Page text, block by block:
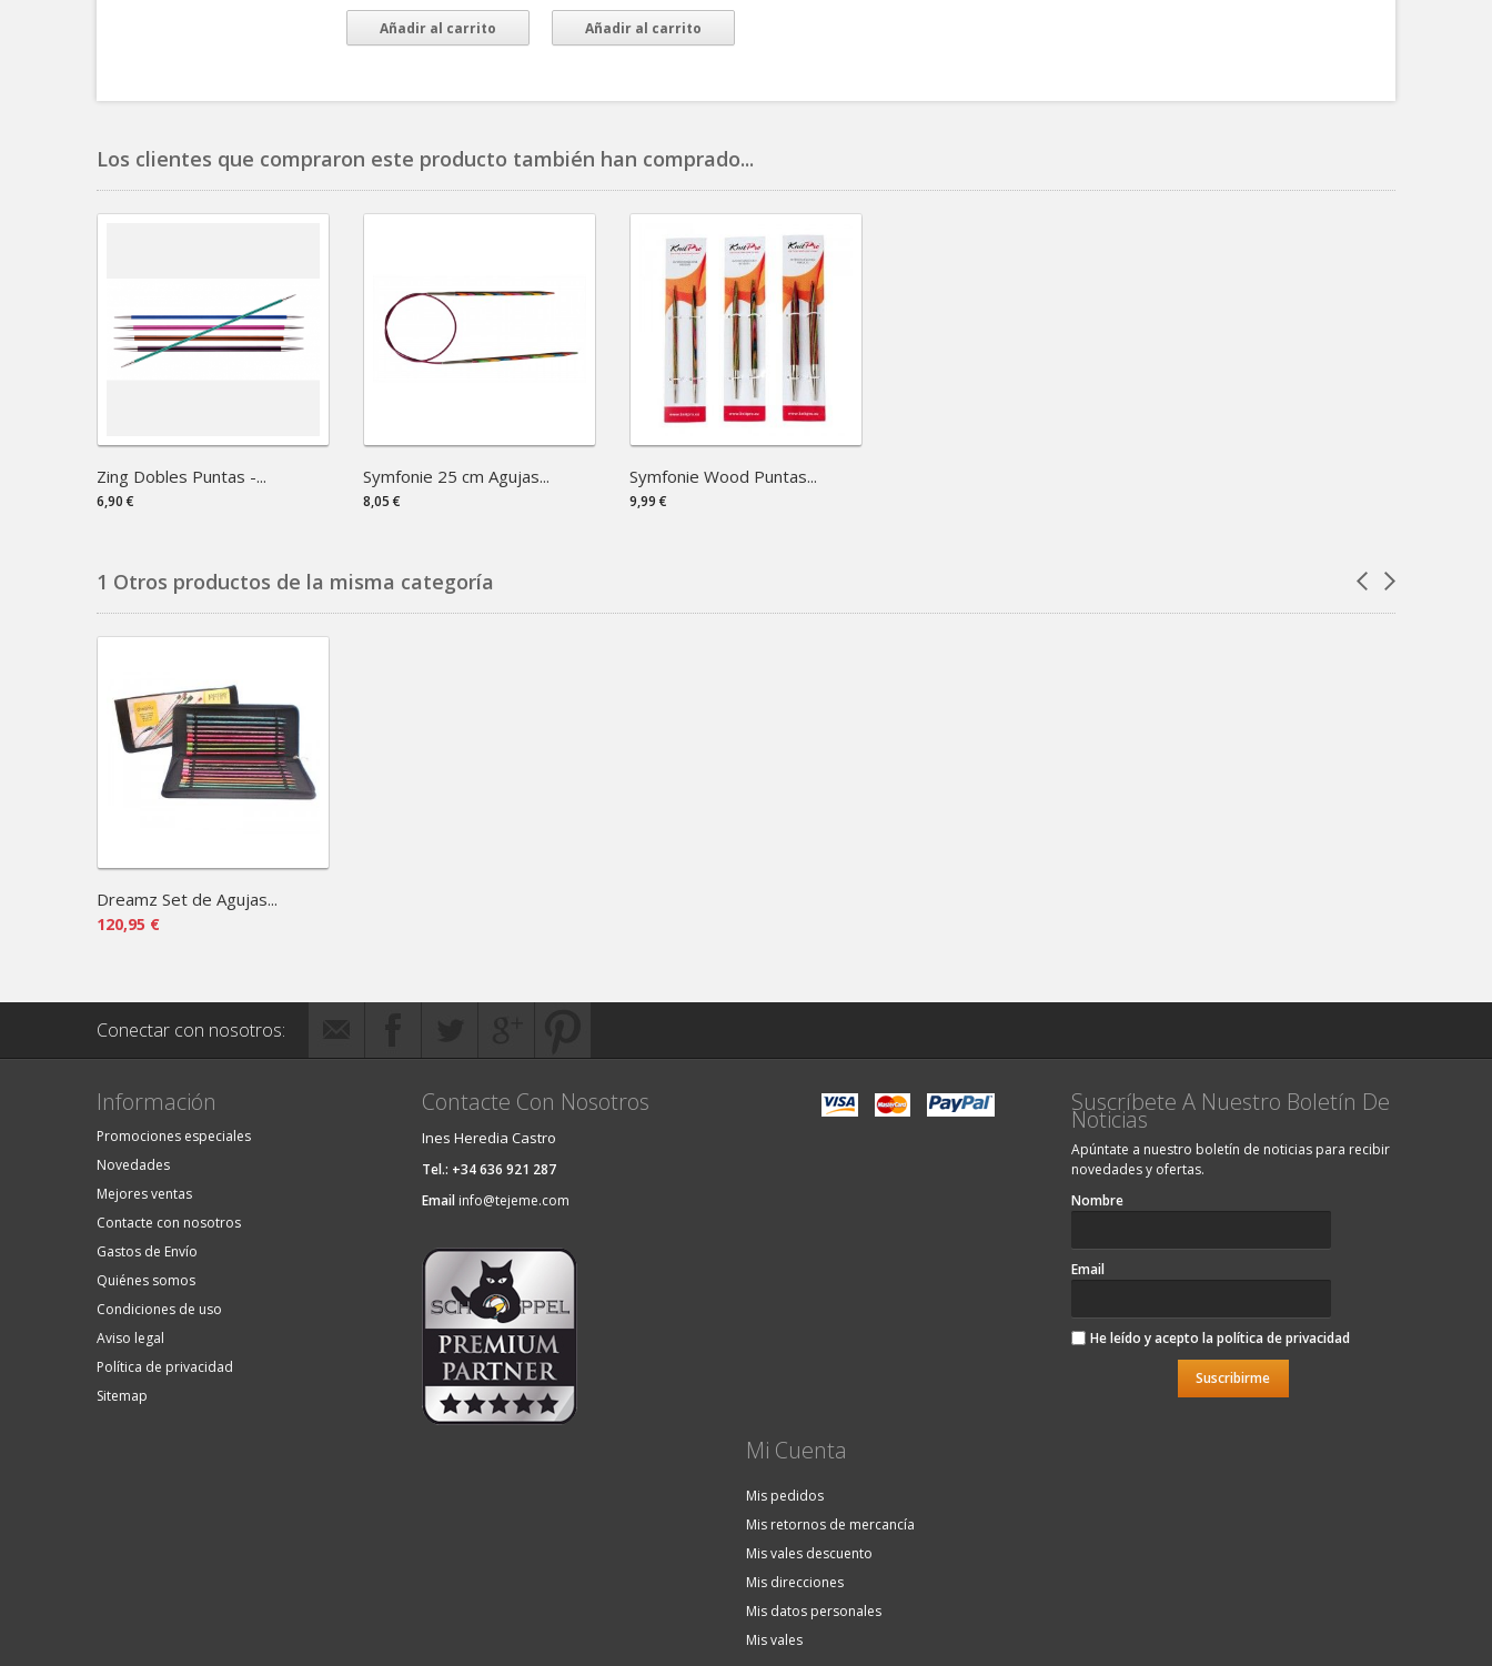
Añadir al carrito Añadir al carrito
Los clientes que compraron este producto también han comprado...
Zing Dobles Puntas -...
6,90 €
Symfonie 25 cm Agujas...
8,05 €
Symfonie Wood Puntas...
9,99 €
1 Otros productos de la misma categoría
Dreamz Set de Agujas...
120,95 €
Conectar con nosotros:
Información
Promociones especiales
Novedades
Mejores ventas
Contacte con nosotros
Gastos de Envío
Quiénes somos
Condiciones de uso
Aviso legal
Política de privacidad
Sitemap
Contacte Con Nosotros
Ines Heredia Castro
Tel.: +34 636 921 287
Email info@tejeme.com
Suscríbete A Nuestro Boletín De
Noticias
Apúntate a nuestro boletín de noticias para recibir
novedades y ofertas.
Nombre
Email
He leído y acepto la política de privacidad
Suscribirme
Mi Cuenta
Mis pedidos
Mis retornos de mercancía
Mis vales descuento
Mis direcciones
Mis datos personales
Mis vales